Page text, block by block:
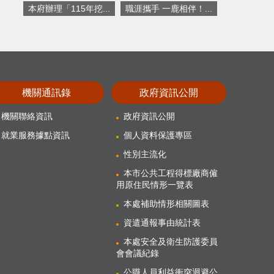
本府辦理「115年挖... 職涯攜手 一鹿相伴！...
機關通訊錄
機關聯絡資訊
就業服務據點資訊
政府資訊公開
政府資訊公開
個人資料保護專區
性別主流化
本市公共工程得標廠商僱
用原住民情形一覽表
本處補助情形相關圖表
資遣通報事由統計表
本處安全及衛生防護委員
會會議紀錄